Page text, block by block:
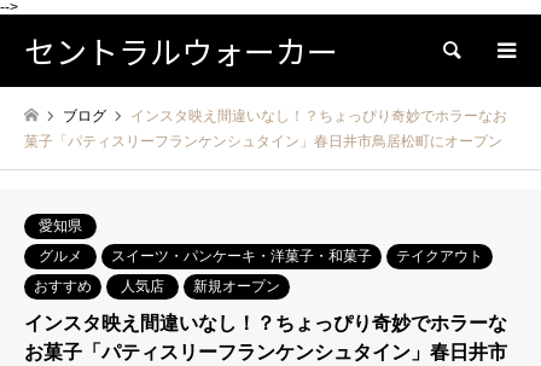
-->
セントラルウォーカー 検索
ブログ
インスタ映え間違いなし！？ちょっぴり奇妙でホラーなお
菓子「パティスリーフランケンシュタイン」春日井市鳥居松町にオープン
愛知県
グルメ
スイーツ・パンケーキ・洋菓子・和菓子
テイクアウト
おすすめ
人気店 新規オープン
インスタ映え間違いなし！？ちょっぴり奇妙でホラーな
お菓子「パティスリーフランケンシュタイン」春日井市